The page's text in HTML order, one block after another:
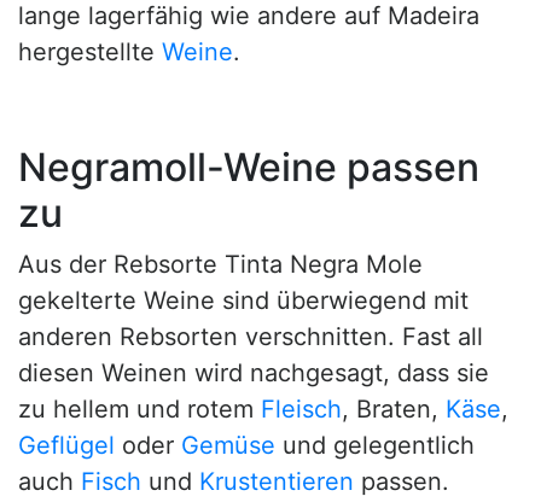
lange lagerfähig wie andere auf Madeira
hergestellte Weine.
Negramoll-Weine passen
zu
Aus der Rebsorte Tinta Negra Mole
gekelterte Weine sind überwiegend mit
anderen Rebsorten verschnitten. Fast all
diesen Weinen wird nachgesagt, dass sie
zu hellem und rotem Fleisch, Braten, Käse,
Geflügel oder Gemüse und gelegentlich
auch Fisch und Krustentieren passen.